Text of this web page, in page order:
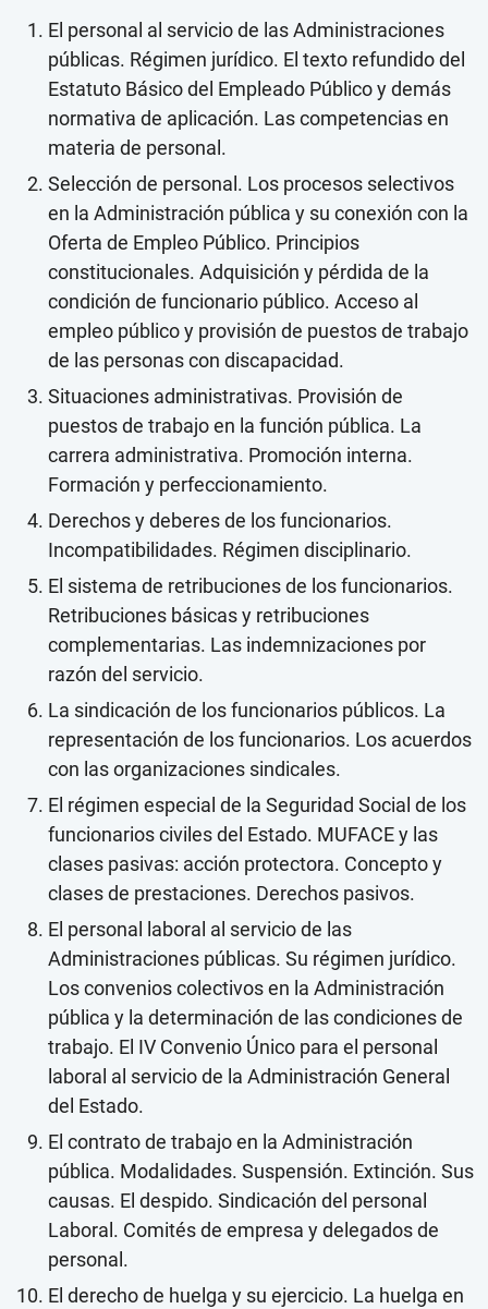
El personal al servicio de las Administraciones
públicas. Régimen jurídico. El texto refundido del
Estatuto Básico del Empleado Público y demás
normativa de aplicación. Las competencias en
materia de personal.
Selección de personal. Los procesos selectivos
en la Administración pública y su conexión con la
Oferta de Empleo Público. Principios
constitucionales. Adquisición y pérdida de la
condición de funcionario público. Acceso al
empleo público y provisión de puestos de trabajo
de las personas con discapacidad.
Situaciones administrativas. Provisión de
puestos de trabajo en la función pública. La
carrera administrativa. Promoción interna.
Formación y perfeccionamiento.
Derechos y deberes de los funcionarios.
Incompatibilidades. Régimen disciplinario.
El sistema de retribuciones de los funcionarios.
Retribuciones básicas y retribuciones
complementarias. Las indemnizaciones por
razón del servicio.
La sindicación de los funcionarios públicos. La
representación de los funcionarios. Los acuerdos
con las organizaciones sindicales.
El régimen especial de la Seguridad Social de los
funcionarios civiles del Estado. MUFACE y las
clases pasivas: acción protectora. Concepto y
clases de prestaciones. Derechos pasivos.
El personal laboral al servicio de las
Administraciones públicas. Su régimen jurídico.
Los convenios colectivos en la Administración
pública y la determinación de las condiciones de
trabajo. El IV Convenio Único para el personal
laboral al servicio de la Administración General
del Estado.
El contrato de trabajo en la Administración
pública. Modalidades. Suspensión. Extinción. Sus
causas. El despido. Sindicación del personal
Laboral. Comités de empresa y delegados de
personal.
El derecho de huelga y su ejercicio. La huelga en